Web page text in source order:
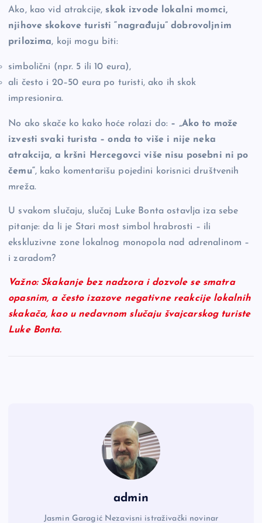
Ako, kao vid atrakcije, skok izvode lokalni momci,
njihove skokove turisti “nagrađuju” dobrovoljnim
prilozima, koji mogu biti:
simbolični (npr. 5 ili 10 eura),
ali često i 20–50 eura po turisti, ako ih skok
impresionira.
No ako skače ko kako hoće rolazi do: – „Ako to može
izvesti svaki turista – onda to više i nije neka
atrakcija, a kršni Hercegovci više nisu posebni ni po
čemu“, kako komentarišu pojedini korisnici društvenih
mreža.
U svakom slučaju, slučaj Luke Bonta ostavlja iza sebe
pitanje: da li je Stari most simbol hrabrosti – ili
ekskluzivne zone lokalnog monopola nad adrenalinom –
i zaradom?
Važno: Skakanje bez nadzora i dozvole se smatra
opasnim, a često izazove negativne reakcije lokalnih
skakača, kao u nedavnom slučaju švajcarskog turiste
Luke Bonta.
admin
Jasmin Garagić Nezavisni istraživački novinar